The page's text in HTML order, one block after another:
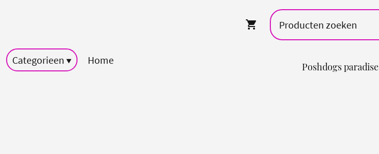
Categorieen Home
Poshdogs paradise